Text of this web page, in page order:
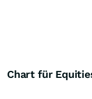
Chart für